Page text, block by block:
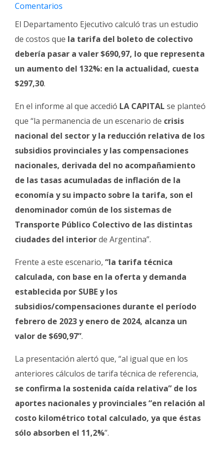
Fúnebres
Comentarios
El Departamento Ejecutivo calculó tras un estudio
de costos que la tarifa del boleto de colectivo
debería pasar a valer $690,97, lo que representa
un aumento del 132%: en la actualidad, cuesta
$297,30.
En el informe al que accedió LA CAPITAL se planteó
que “la permanencia de un escenario de crisis
nacional del sector y la reducción relativa de los
subsidios provinciales y las compensaciones
nacionales, derivada del no acompañamiento
de las tasas acumuladas de inflación de la
economía y su impacto sobre la tarifa, son el
denominador común de los sistemas de
Transporte Público Colectivo de las distintas
ciudades del interiorde Argentina”.
Frente a este escenario, “la tarifa técnica
calculada, con base en la oferta y demanda
establecida por SUBE y los
subsidios/compensaciones durante el período
febrero de 2023 y enero de 2024, alcanza un
valor de $690,97”.
La presentación alertó que, “al igual que en los
anteriores cálculos de tarifa técnica de referencia,
se confirma la sostenida caída relativa” de los
aportes nacionales y provinciales “en relación al
costo kilométrico total calculado, ya que éstas
sólo absorben el 11,2%”.